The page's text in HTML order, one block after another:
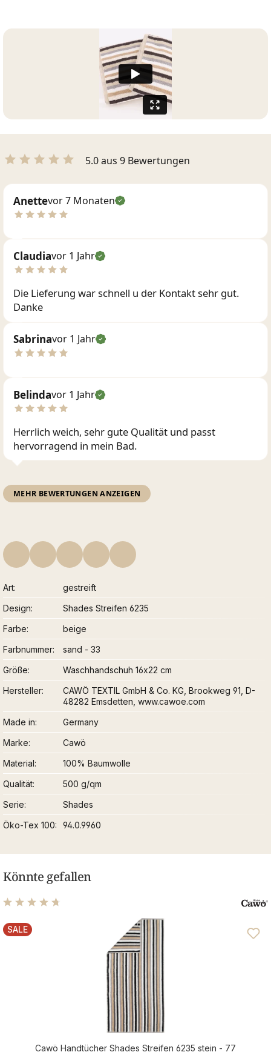
5.0 aus 9 Bewertungen
Anettevor 7 Monaten
Claudiavor 1 Jahr
Die Lieferung war schnell u der Kontakt sehr gut.
Danke
Sabrinavor 1 Jahr
Belindavor 1 Jahr
Herrlich weich, sehr gute Qualität und passt
hervorragend in mein Bad.
MEHR BEWERTUNGEN ANZEIGEN
Art
gestreift
Design
Shades Streifen 6235
Farbe
beige
Farbnummer
sand - 33
Größe
Waschhandschuh 16x22 cm
Hersteller
CAWÖ TEXTIL GmbH & Co. KG, Brookweg 91, D-
48282 Emsdetten, www.cawoe.com
Made in
Germany
Marke
Cawö
Material
100% Baumwolle
Qualität
500 g/qm
Serie
Shades
Öko-Tex 100
94.0.9960
Könnte gefallen
Durchschnittliche Bewertung von 4.78 von 5 Sternen
RABATT
SALE
Cawö Handtücher Shades Streifen 6235 stein - 77